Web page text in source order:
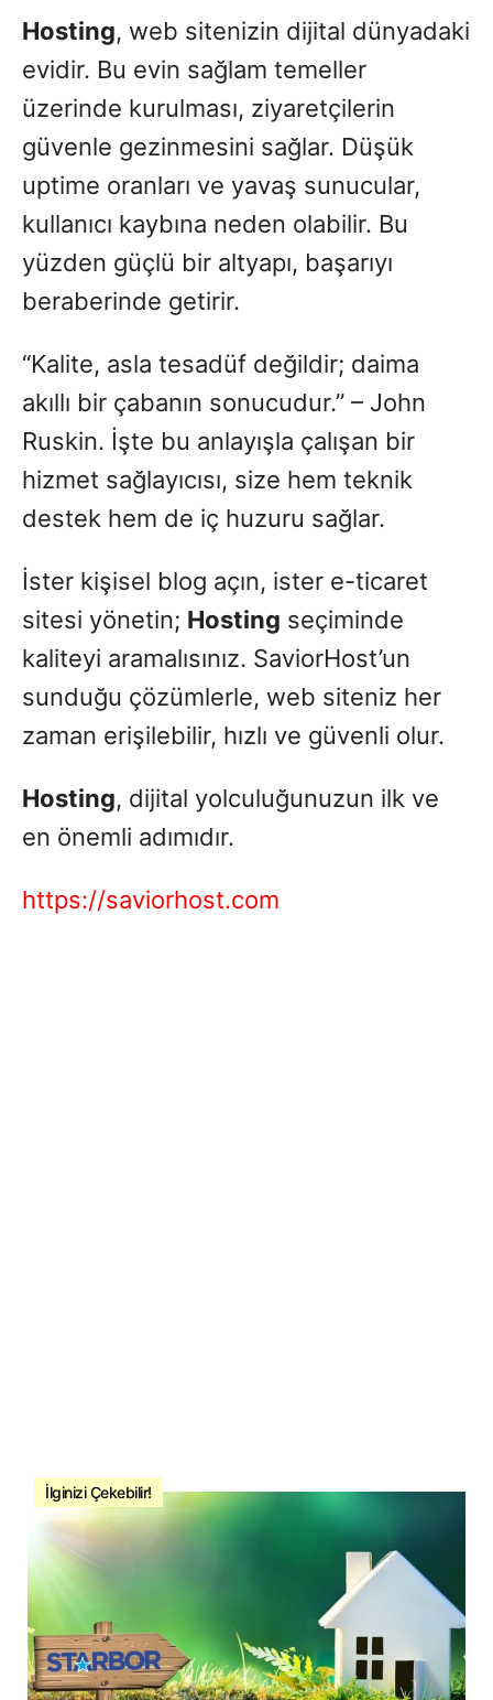
Hosting, web sitenizin dijital dünyadaki
evidir. Bu evin sağlam temeller
üzerinde kurulması, ziyaretçilerin
güvenle gezinmesini sağlar. Düşük
uptime oranları ve yavaş sunucular,
kullanıcı kaybına neden olabilir. Bu
yüzden güçlü bir altyapı, başarıyı
beraberinde getirir.
“Kalite, asla tesadüf değildir; daima
akıllı bir çabanın sonucudur.” – John
Ruskin. İşte bu anlayışla çalışan bir
hizmet sağlayıcısı, size hem teknik
destek hem de iç huzuru sağlar.
İster kişisel blog açın, ister e-ticaret
sitesi yönetin; Hosting seçiminde
kaliteyi aramalısınız. SaviorHost’un
sunduğu çözümlerle, web siteniz her
zaman erişilebilir, hızlı ve güvenli olur.
Hosting, dijital yolculuğunuzun ilk ve
en önemli adımıdır.
https://saviorhost.com
İlginizi Çekebilir!